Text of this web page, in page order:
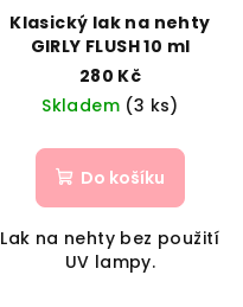
Klasický lak na nehty
GIRLY FLUSH 10 ml
280 Kč
Skladem (3 ks)
Do košíku
Lak na nehty bez použití
UV lampy.